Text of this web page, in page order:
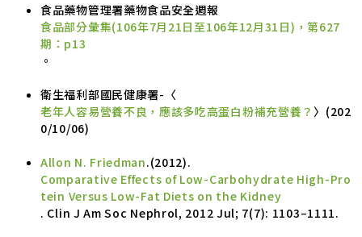
食品藥物管理署藥物食品安全週報
食品部分彙集(106年7月21日至106年12月31日)，第627
期：p13
。
衛生福利部國民健康署-〈
老年人容易營養不良，應該多吃高蛋白粉補充營養？ 〉(202
0/10/06)
Allon N. Friedman.(2012).
Comparative Effects of Low-Carbohydrate High-Pro
tein Versus Low-Fat Diets on the Kidney
. Clin J Am Soc Nephrol, 2012 Jul; 7(7): 1103–1111.